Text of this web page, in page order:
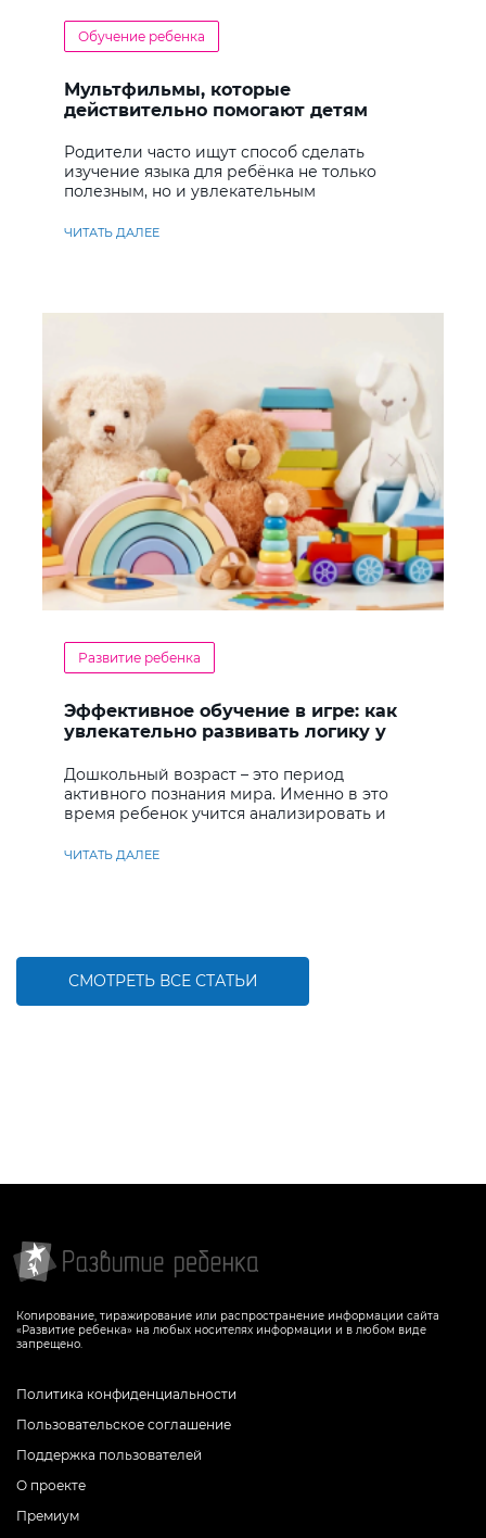
Обучение ребенка
Мультфильмы, которые
действительно помогают детям
Родители часто ищут способ сделать
изучение языка для ребёнка не только
полезным, но и увлекательным
ЧИТАТЬ ДАЛЕЕ
Развитие ребенка
Эффективное обучение в игре: как
увлекательно развивать логику у
Дошкольный возраст – это период
активного познания мира. Именно в это
время ребенок учится анализировать и
ЧИТАТЬ ДАЛЕЕ
СМОТРЕТЬ ВСЕ СТАТЬИ
Копирование, тиражирование или распространение информации сайта
«Развитие ребенка» на любых носителях информации и в любом виде
запрещено.
Политика конфиденциальности
Пользовательское соглашение
Поддержка пользователей
О проекте
Премиум